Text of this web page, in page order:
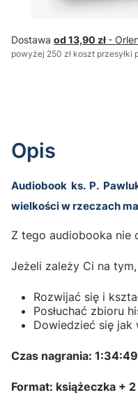
Dostawa od 13,90 zł -
powyżej 250 zł koszt przesyłki
Opis
Audiobook ks. P.
wielkości w rzeczach
Z tego audiobooka nie
Jeżeli zależy Ci na
Rozwijać się i
Posłuchać zbioru
Dowiedzieć się
Czas nagrania: 1:34:49
Format: książeczka +